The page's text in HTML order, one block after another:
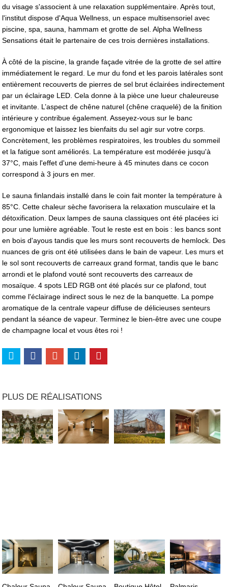
du visage s'associent à une relaxation supplémentaire. Après tout,
l'institut dispose d'Aqua Wellness, un espace multisensoriel avec
piscine, spa, sauna, hammam et grotte de sel. Alpha Wellness
Sensations était le partenaire de ces trois dernières installations.
À côté de la piscine, la grande façade vitrée de la grotte de sel attire
immédiatement le regard. Le mur du fond et les parois latérales sont
entièrement recouverts de pierres de sel brut éclairées indirectement
par un éclairage LED. Cela donne à la pièce une lueur chaleureuse
et invitante. L’aspect de chêne naturel (chêne craquelé) de la finition
intérieure y contribue également. Asseyez-vous sur le banc
ergonomique et laissez les bienfaits du sel agir sur votre corps.
Concrètement, les problèmes respiratoires, les troubles du sommeil
et la fatigue sont améliorés. La température est modérée jusqu'à
37°C, mais l'effet d'une demi-heure à 45 minutes dans ce cocon
correspond à 3 jours en mer.
Le sauna finlandais installé dans le coin fait monter la température à
85°C. Cette chaleur sèche favorisera la relaxation musculaire et la
détoxification. Deux lampes de sauna classiques ont été placées ici
pour une lumière agréable. Tout le reste est en bois : les bancs sont
en bois d'ayous tandis que les murs sont recouverts de hemlock. Des
nuances de gris ont été utilisées dans le bain de vapeur. Les murs et
le sol sont recouverts de carreaux grand format, tandis que le banc
arrondi et le plafond vouté sont recouverts des carreaux de
mosaïque. 4 spots LED RGB ont été placés sur ce plafond, tout
comme l'éclairage indirect sous le nez de la banquette. La pompe
aromatique de la centrale vapeur diffuse de délicieuses senteurs
pendant la séance de vapeur. Terminez le bien-être avec une coupe
de champagne local et vous êtes roi !
PLUS DE RÉALISATIONS